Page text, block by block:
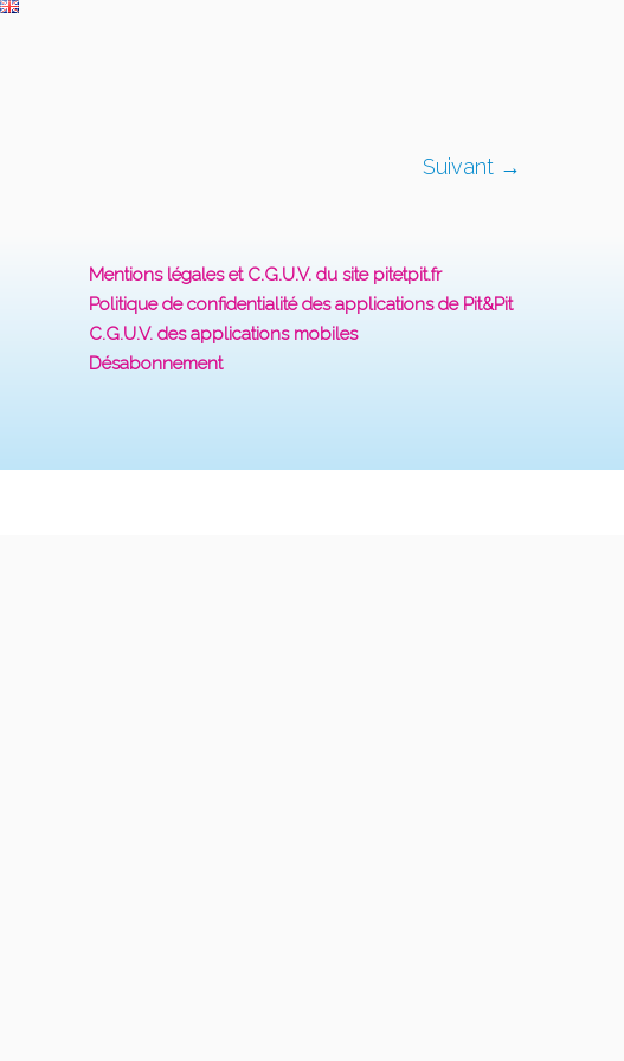
Suivant →
Mentions légales et C.G.U.V. du site pitetpit.fr
Politique de confidentialité des applications de Pit&Pit
C.G.U.V. des applications mobiles
Désabonnement